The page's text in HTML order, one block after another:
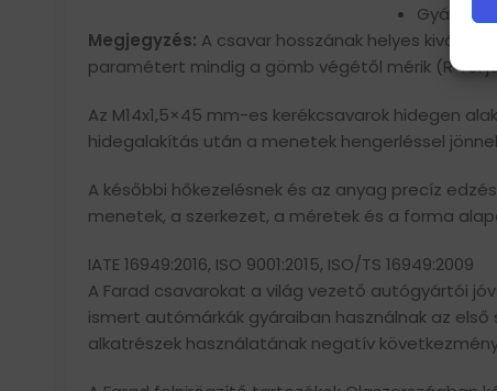
Gyártó
Megjegyzés: A csavar hosszának helyes
paramétert mindig a gömb végétől mérik (R-rel
Az M14x1,5×45 mm-es kerékcsavarok hidegen
hidegalakítás után a menetek hengerléssel
A későbbi hőkezelésnek és az anyag precíz
menetek, a szerkezet, a méretek és a forma
IATE 16949:2016, ISO 9001:2015, ISO/TS 16949:2009
A Farad csavarokat a világ vezető autógyártói
ismert autómárkák gyáraiban használnak az
alkatrészek használatának negatív